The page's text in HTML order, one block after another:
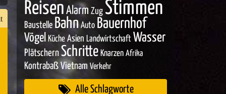
Reisen Alarm Zug Stimmen
Baustelle Bahn Auto Bauernhof
Vögel Küche Asien Landwirtschaft Wasser
Plätschern Schritte Knarzen Afrika
Kontrabaß Vietnam Verkehr
Alle Schlagworte